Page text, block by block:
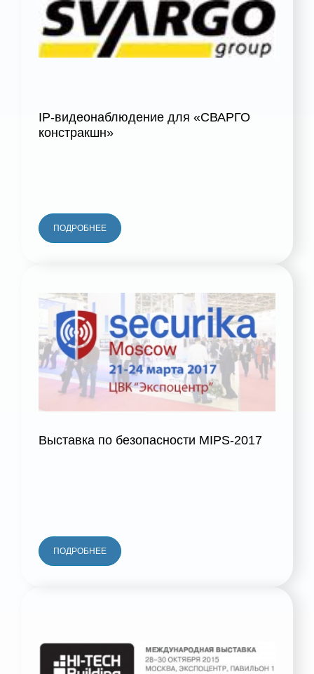
IP-видеонаблюдение для «СВАРГО
констракшн»
ПОДРОБНЕЕ
Выставка по безопасности MIPS-2017
ПОДРОБНЕЕ